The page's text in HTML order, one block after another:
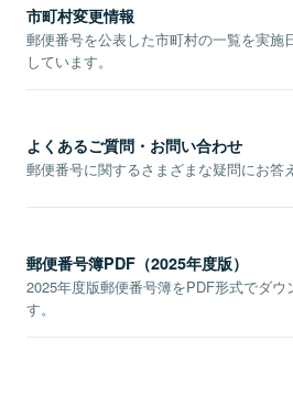
市町村変更情報
郵便番号を公表した市町村の一覧を実施
しています。
よくあるご質問・お問い合わせ
郵便番号に関するさまざまな疑問にお答
郵便番号簿PDF（2025年度版）
2025年度版郵便番号簿をPDF形式でダウ
す。